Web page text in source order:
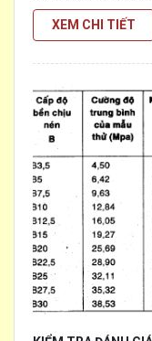
thông dụng nhất
nam TCVN
[...] XEM CHI TIẾT